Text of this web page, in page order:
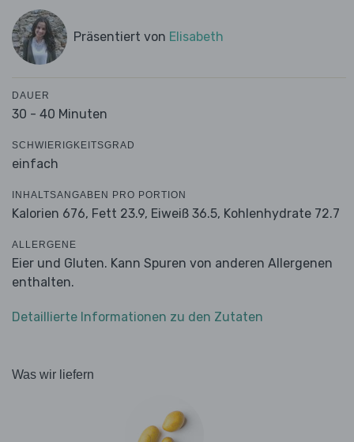
Präsentiert von Elisabeth
DAUER
30 - 40 Minuten
SCHWIERIGKEITSGRAD
einfach
INHALTSANGABEN PRO PORTION
Kalorien 676, Fett 23.9, Eiweiß 36.5, Kohlenhydrate 72.7
ALLERGENE
Eier und Gluten. Kann Spuren von anderen Allergenen
enthalten.
Detaillierte Informationen zu den Zutaten
Was wir liefern